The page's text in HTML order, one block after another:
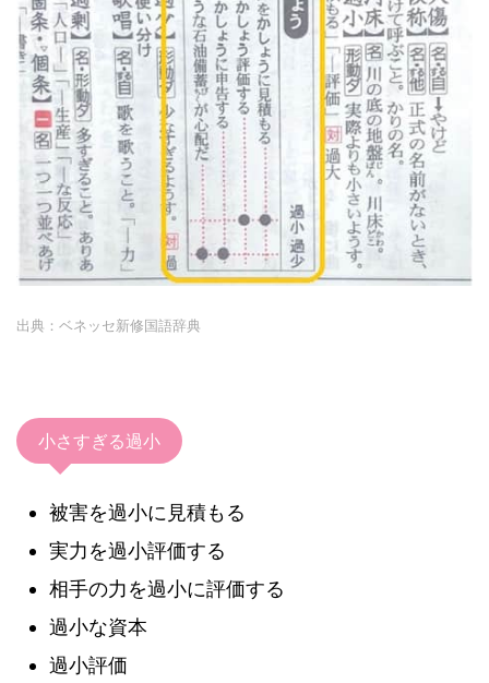
出典：ベネッセ新修国語辞典
小さすぎる過小
被害を過小に見積もる
実力を過小評価する
相手の力を過小に評価する
過小な資本
過小評価